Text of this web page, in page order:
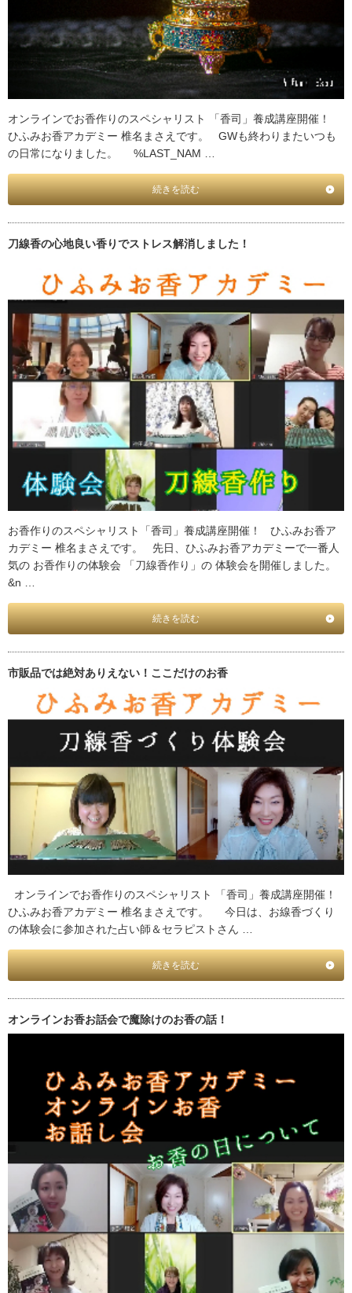
オンラインでお香作りのスペシャリスト 「香司」養成講座開催！
ひふみお香アカデミー 椎名まさえです。 GWも終わりまたいつも
の日常になりました。 %LAST_NAM …
続きを読む
刀線香の心地良い香りでストレス解消しました！
お香作りのスペシャリスト「香司」養成講座開催！ ひふみお香ア
カデミー 椎名まさえです。 先日、ひふみお香アカデミーで一番人
気の お香作りの体験会 「刀線香作り」の 体験会を開催しました。
&n …
続きを読む
市販品では絶対ありえない！ここだけのお香
オンラインでお香作りのスペシャリスト 「香司」養成講座開催！
ひふみお香アカデミー 椎名まさえです。 今日は、お線香づくり
の体験会に参加された占い師＆セラピストさん …
続きを読む
オンラインお香お話会で魔除けのお香の話！